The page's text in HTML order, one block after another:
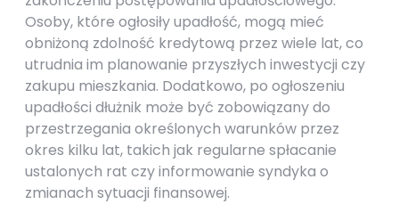
Osoby, które ogłosiły upadłość, mogą mieć
obniżoną zdolność kredytową przez wiele lat, co
utrudnia im planowanie przyszłych inwestycji czy
zakupu mieszkania. Dodatkowo, po ogłoszeniu
upadłości dłużnik może być zobowiązany do
przestrzegania określonych warunków przez
okres kilku lat, takich jak regularne spłacanie
ustalonych rat czy informowanie syndyka o
zmianach sytuacji finansowej.